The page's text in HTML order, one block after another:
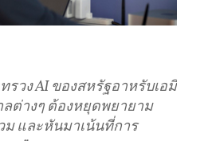
รวงAIของสหรัฐอาหรับเอมิ
ลต่างๆ ต้องหยุดพยายาม
ม และหันมาเน้นที่การ